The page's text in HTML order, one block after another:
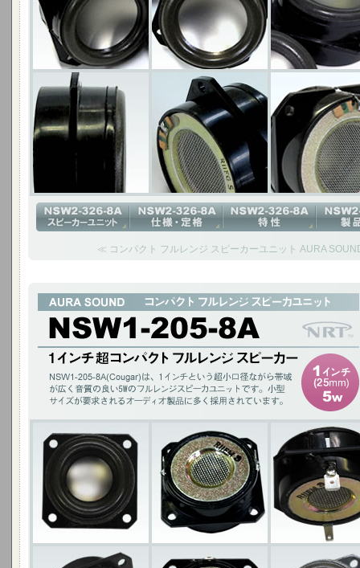
≪ コンパクト フルレンジ スピーカーユニット AURA
1インチ超コンパクト フルレンジ スピーカー
NSW1-205-8A(Cougar)は、1インチという超小口径ながら帯域が広く音質
ットです。 小型サイズが要求されるオーディオ製品に多く採用されていま
1インチ(25mm)5W / チタニウムコーン